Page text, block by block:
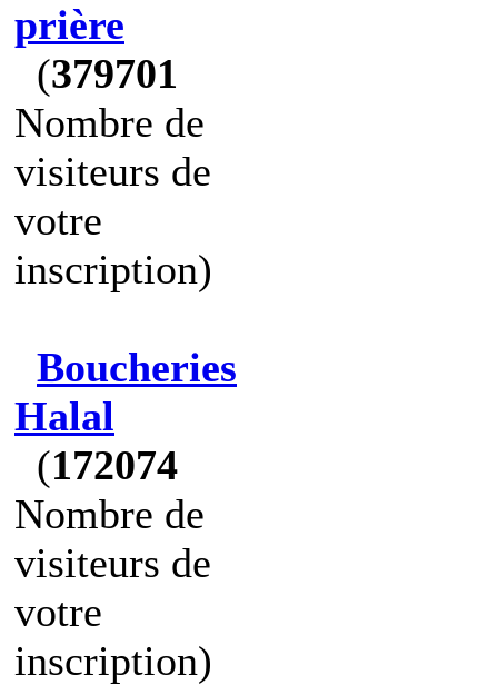
prière
(379701
Nombre de
visiteurs de
votre
inscription)
Boucheries
Halal
(172074
Nombre de
visiteurs de
votre
inscription)